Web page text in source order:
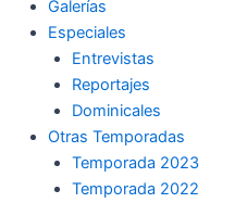
Galerías
Especiales
Entrevistas
Reportajes
Dominicales
Otras Temporadas
Temporada 2023
Temporada 2022